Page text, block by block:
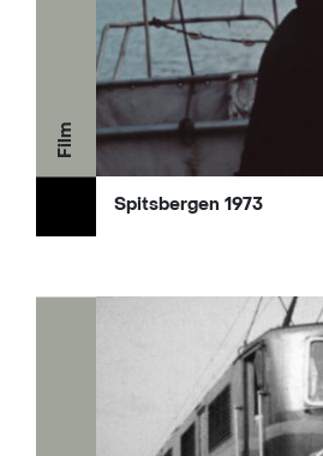
Film
Spitsbergen 1973